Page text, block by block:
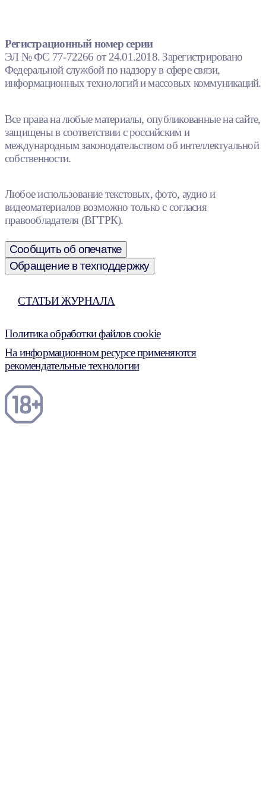
Регистрационный номер серии
ЭЛ № ФС 77-72266 от 24.01.2018. Зарегистрировано
Федеральной службой по надзору в сфере связи,
информационных технологий и массовых коммуникаций.
Все права на любые материалы, опубликованные на сайте,
защищены в соответствии с российским и
международным законодательством об интеллектуальной
собственности.
Любое использование текстовых, фото, аудио и
видеоматериалов возможно только с согласия
правообладателя (ВГТРК).
Сообщить об опечатке
Обращение в техподдержку
СТАТЬИ ЖУРНАЛА
Политика обработки файлов cookie
На информационном ресурсе применяются
рекомендательные технологии